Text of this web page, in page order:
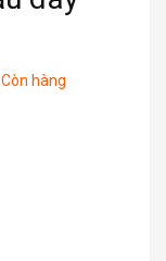
Còn hàng